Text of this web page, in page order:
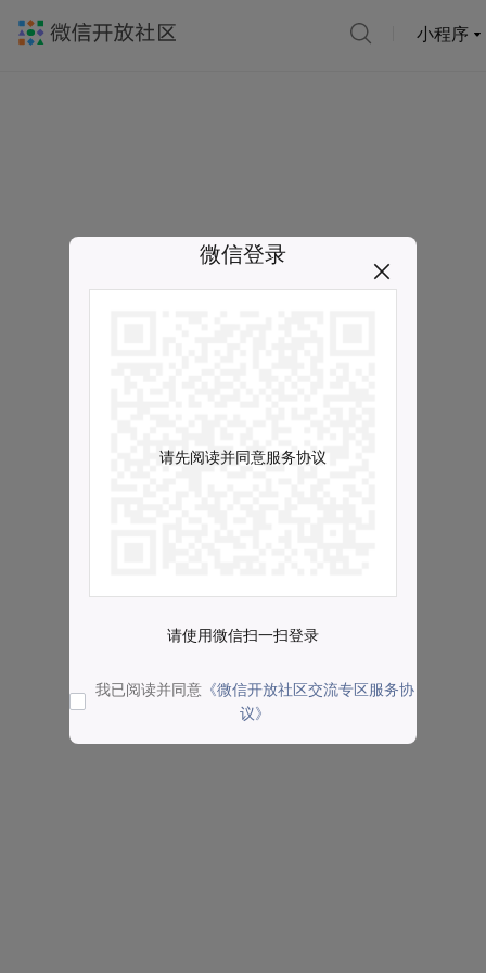
小程序
微信登录
请先阅读并同意服务协议
请使用微信扫一扫登录
我已阅读并同意 《微信开放社区交流专区服务协
议》